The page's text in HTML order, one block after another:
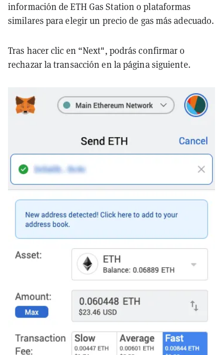
información de ETH Gas Station o plataformas
similares para elegir un precio de gas más adecuado.
Tras hacer clic en “Next", podrás confirmar o
rechazar la transacción en la página siguiente.